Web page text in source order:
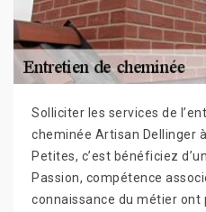
Solliciter les services de
cheminée Artisan Dellinger
Petites, c’est bénéficiez
Passion, compétence
connaissance du métier ont